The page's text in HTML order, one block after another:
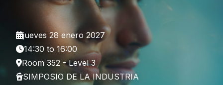
jueves 28 enero 2027
14:30 to 16:00
Room 352 - Level 3
SIMPOSIO DE LA INDUSTRIA